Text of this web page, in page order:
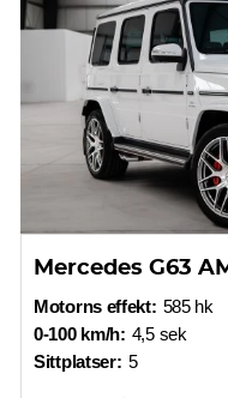
Mercedes G63
Motorns effekt: 585 hk
0-100 km/h: 4,5 sek
Sittplatser: 5